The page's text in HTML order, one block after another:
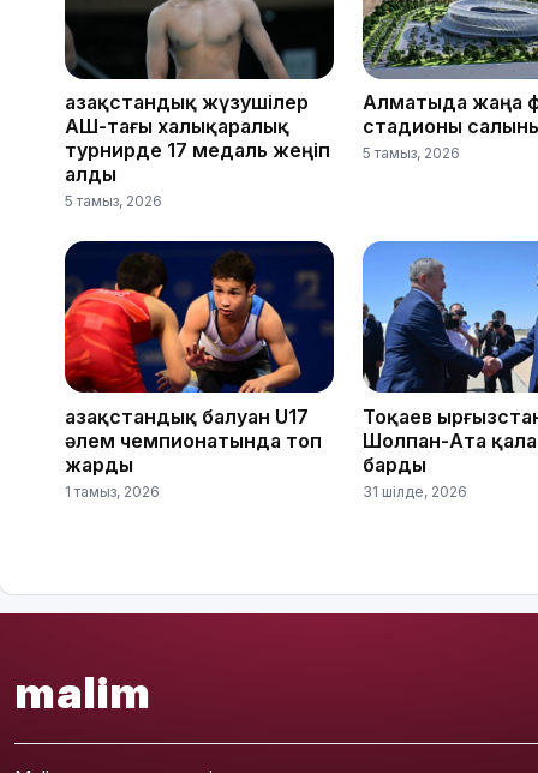
Қазақстандық жүзушілер
АҚШ-тағы халықаралық
турнирде 17 медаль жеңіп
алды
5 тамыз, 2026
Алматыда жаңа
стадионы
5 тамыз, 2026
Қазақстандық балуан U17
әлем чемпионатында топ
жарды
1 тамыз, 2026
Тоқаев
Шолпан-Ата
барды
31 шілде, 2026
malim